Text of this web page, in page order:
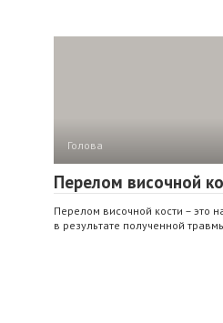
Голова
Перелом височной
Перелом височной кости – это
в результате полученной